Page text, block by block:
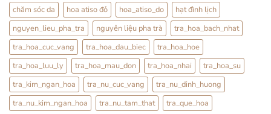
Dương?
Sự
Thật
Từ
YHCT
chăm sóc da
hoa atiso đỏ hoa_atiso_do
hạt đình lịch
nguyen_lieu_pha_tra
nguyên liệu pha trà
tra_hoa_bach_nhat
tra_hoa_cuc_vang
tra_hoa_dau_biec
tra_hoa_hoe
tra_hoa_luu_ly
tra_hoa_mau_don tra_hoa_nhai
tra_hoa_su
tra_kim_ngan_hoa
tra_nu_cuc_vang
tra_nu_dinh_huong
tra_nu_kim_ngan_hoa
tra_nu_tam_that
tra_que_hoa